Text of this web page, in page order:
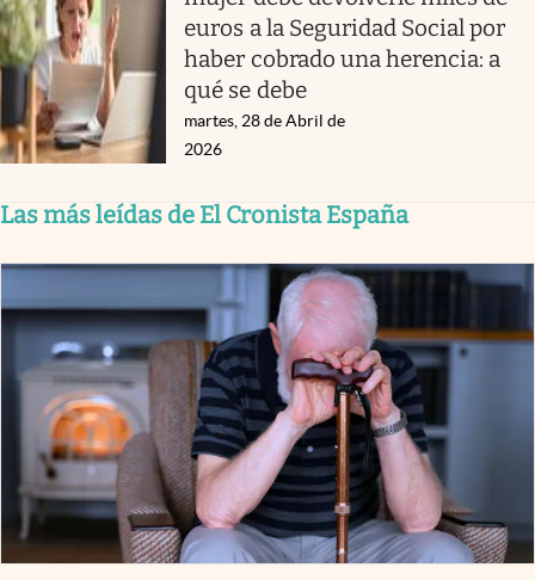
euros a la Seguridad Social por
haber cobrado una herencia: a
qué se debe
martes, 28 de Abril de
2026
Las más leídas de El Cronista España